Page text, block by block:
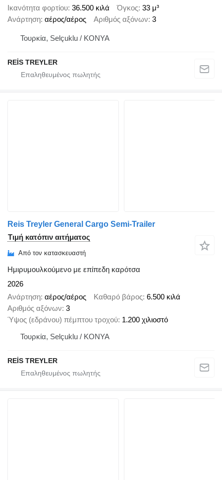
Ικανότητα φορτίου 36.500 κιλά Όγκος 33 μ³
Ανάρτηση αέρος/αέρος Αριθμός αξόνων 3
Τουρκία, Selçuklu / KONYA
REİS TREYLER
Reis Treyler General Cargo Semi-Trailer
Τιμή κατόπιν αιτήματος
Από τον κατασκευαστή
Ημιρυμουλκούμενο με επίπεδη καρότσα
2026
Ανάρτηση αέρος/αέρος Καθαρό βάρος 6.500 κιλά
Αριθμός αξόνων 3
Ύψος (εδράνου) πέμπτου τροχού 1.200 χιλιοστό
Τουρκία, Selçuklu / KONYA
REİS TREYLER